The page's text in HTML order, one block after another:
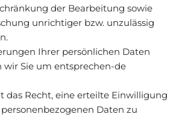
der Bearbeitung sowie
unrichtiger bzw. unzulässig
Ihrer persönlichen Daten
wir Sie um entsprechen-de
das Recht, eine erteilte Einwilligung
Daten zu